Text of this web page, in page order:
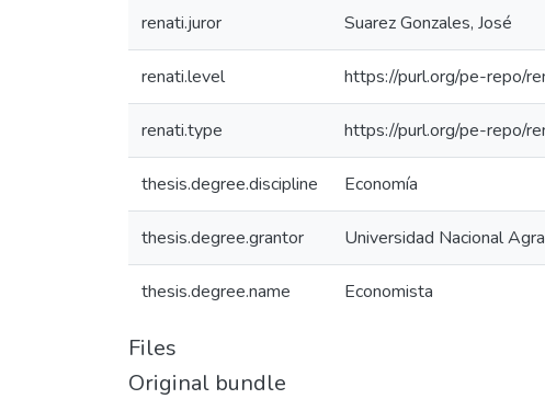
renati.juror Suarez Gonzales, José
renati.level https://purl.org/pe-repo/
renati.type https://purl.org/pe-repo/
thesis.degree.discipline Economía
thesis.degree.grantor Universidad Nacional
thesis.degree.name Economista
Files
Original bundle